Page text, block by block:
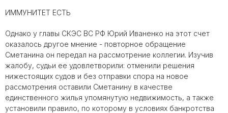
ИММУНИТЕТ ЕСТЬ
Однако у главы СКЭС ВС РФ Юрий Иваненко на этот счет
оказалось другое мнение - повторное обращение
Сметанина он передал на рассмотрение коллегии. Изучив
жалобу, судьи ее удовлетворили: отменили решения
нижестоящих судов и без отправки спора на новое
рассмотрения оставили Сметанину в качестве
единственного жилья упомянутую недвижимость, а также
установили правило, по которому в условиях банкротства